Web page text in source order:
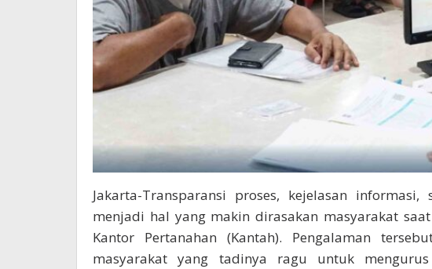
Jakarta-Transparansi proses, kejelasan
menjadi hal yang makin dirasakan masyarakat
Kantor Pertanahan (Kantah). Pengalaman
masyarakat yang tadinya ragu untuk